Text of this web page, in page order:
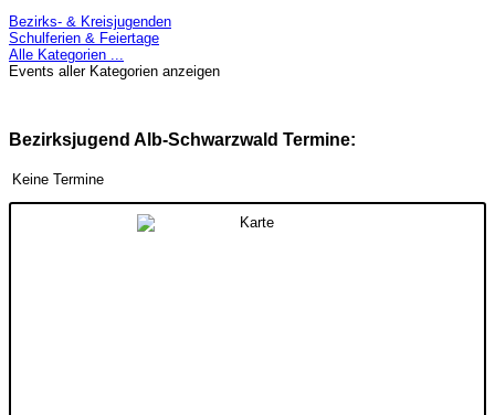
Bezirks- & Kreisjugenden
Schulferien & Feiertage
Alle Kategorien ...
Events aller Kategorien anzeigen
Bezirksjugend Alb-Schwarzwald Termine:
Keine Termine